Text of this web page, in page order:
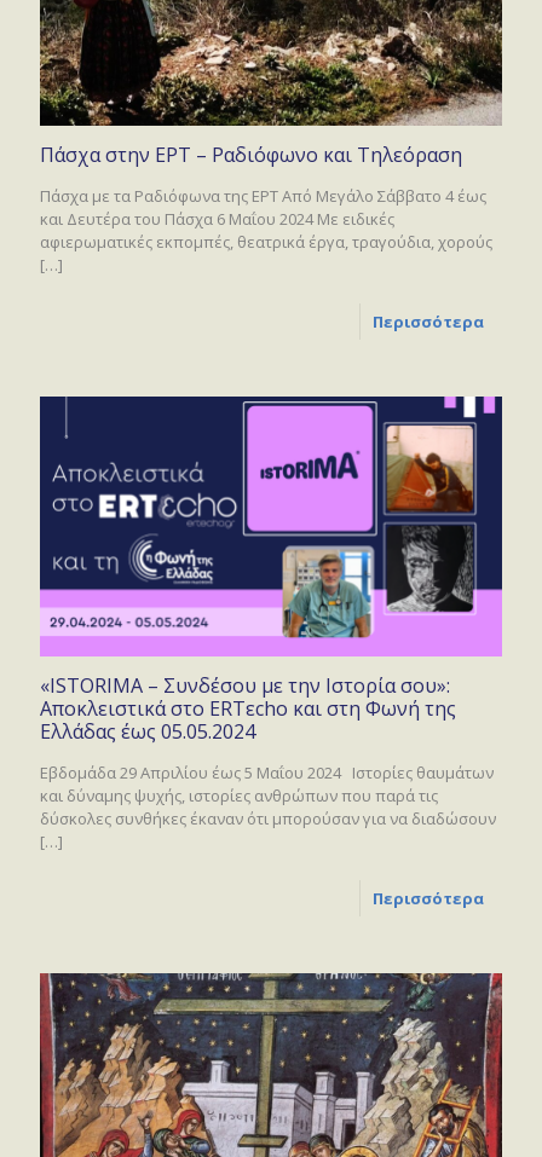
Πάσχα στην ΕΡΤ – Ραδιόφωνο και Τηλεόραση
Πάσχα με τα Ραδιόφωνα της ΕΡΤ Από Μεγάλο Σάββατο 4 έως
και Δευτέρα του Πάσχα 6 Μαΐου 2024 Με ειδικές
αφιερωματικές εκπομπές, θεατρικά έργα, τραγούδια, χορούς
[…]
Περισσότερα
«ISTORIMA – Συνδέσου με την Ιστορία σου»:
Αποκλειστικά στο ERTεcho και στη Φωνή της
Ελλάδας έως 05.05.2024
Εβδομάδα 29 Απριλίου έως 5 Μαΐου 2024 Ιστορίες θαυμάτων
και δύναμης ψυχής, ιστορίες ανθρώπων που παρά τις
δύσκολες συνθήκες έκαναν ότι μπορούσαν για να διαδώσουν
[…]
Περισσότερα